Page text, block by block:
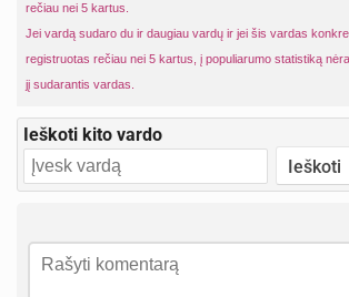
rečiau nei 5 kartus.
Jei vardą sudaro du ir daugiau vardų ir jei šis vardas
registruotas rečiau nei 5 kartus, į populiarumo statistiką
jį sudarantis vardas.
Ieškoti kito vardo